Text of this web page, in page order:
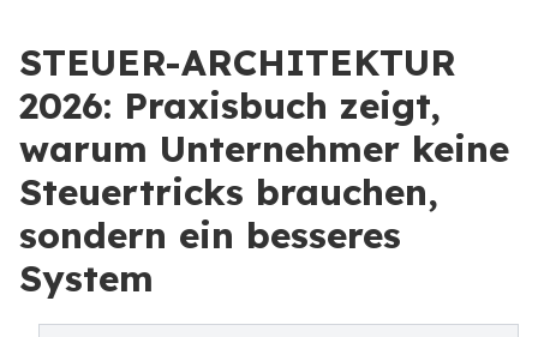
STEUER-ARCHITEKTUR
2026: Praxisbuch zeigt,
warum Unternehmer keine
Steuertricks brauchen,
sondern ein besseres
System